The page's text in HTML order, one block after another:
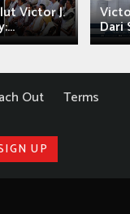
Victor J.
Dari
Out
Terms